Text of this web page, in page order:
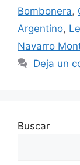
Bombonera,
Argentino,
Navarro
Deja un
Buscar